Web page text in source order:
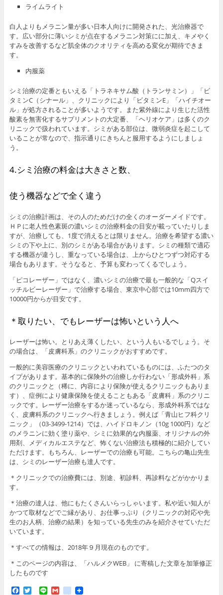
ライムライト
白人よりもメラニン量が多い日本人向けに開発された、光治療器で
す。広い部分に薄いシミが点在するメラニン対策にに加え、キメやく
すみを改善するなど肌全体のクオリティを高める変化が期待できま
す。
内服薬
シミ治療の定番ともいえる「トラネキサム酸（トランサミン）」「ビ
タミンC（シナール」、クリニックにより「ビタミンE」「ハイチオー
ル」が処方されることが多いようです。また紫外線により生じた活性
酸素を無害化するサプリメントの大定番、「ヘリオケア」は多くのク
リニックで扱われています。シミがある部位は、微弱炎症を起こして
いることが常なので、指示通りにきちんと服用するようにしましょ
う。
4.シミ治療の料金は大きさと数、
使う機器などで全く違う
シミの治療計画は、その人のためだけの全くのオーダーメイドです。
ＨＰに老人性色素斑の濃いシミの治療料金の目安が載っていたりしま
すが、治療しても、1度で消えるとは限りません。治療を希望する濃い
シミの下や上に、別のシミがある場合があります。シミの種類で適応
する機器が違うし、重なっている場合は、上からひとつずつ対応する
場合もあります。そうなると、予算も変わってくるでしょう。
「ピコレーザー」ではなく、濃いシミの治療で最も一般的な「Qスイ
ッチルビーレーザー」で治療する場合、東京中心部では10mm四方で
10000円からが目安です。
＊取りたい、でもレーザーは怖いという人へ
レーザーは怖い。とりあえ薄くしたい、という人もいるでしょう。そ
の場合は、「皮膚科系」のクリニックがおすすめです。
一般的に美容医療のクリニックといわれているものには、ふたつのタ
イプがあります。基本的に保険外の治療しか行わない「形成外科」系
のクリニックと（稀に、内容により保険が使えるクリニックもありま
す）、症例により健康保険を使えることもある「皮膚科」系のクリニ
ックです。レーザー治療をするか迷っているなら、形成外科系ではな
く、皮膚科系のクリニックへ行きましょう。例えば「青山ヒフ科クリ
ニック」（03-3499-1214）では、ハイドロキノン（10g 1000円）など
のメラニンに効く塗り薬や、シミに効果的な内服薬、オリジナルの外
用剤、メディカルエステなど、怖くない治療法も積極的に紹介してい
ただけます。もちろん、レーザーでの治療も可能。こちらの亀山先生
は、シミのレーザー治療も達人です。
＊クリニックでの治療費には、別途、初診料、再診料などがかかりま
す。
＊治療の達人は、他にもたくさんいらっしゃいます。私や近い知人が
かつて取材などでご縁があり、お仕事っぷり（クリニックの対応や先
生のお人柄、治療の結果）を知っている先生のみを紹介させていただ
いています。
＊すべての情報は、2018年９月現在のものです。
＊このページの内容は、「ハルメクWEB」 に寄稿した文章を加筆修正
したものです
F T L G g